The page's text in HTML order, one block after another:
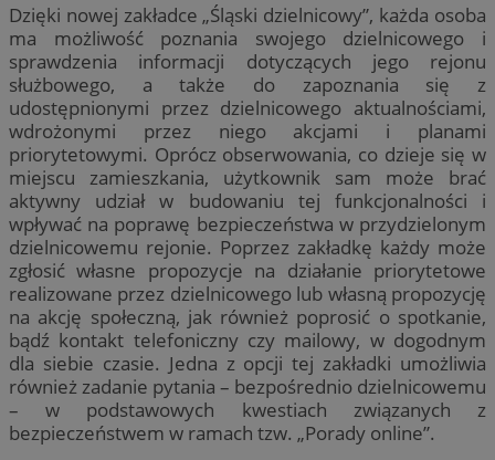
Dzięki nowej zakładce „Śląski dzielnicowy”, każda osoba
ma możliwość poznania swojego dzielnicowego i
sprawdzenia informacji dotyczących jego rejonu
służbowego, a także do zapoznania się z
udostępnionymi przez dzielnicowego aktualnościami,
wdrożonymi przez niego akcjami i planami
priorytetowymi. Oprócz obserwowania, co dzieje się w
miejscu zamieszkania, użytkownik sam może brać
aktywny udział w budowaniu tej funkcjonalności i
wpływać na poprawę bezpieczeństwa w przydzielonym
dzielnicowemu rejonie. Poprzez zakładkę każdy może
zgłosić własne propozycje na działanie priorytetowe
realizowane przez dzielnicowego lub własną propozycję
na akcję społeczną, jak również poprosić o spotkanie,
bądź kontakt telefoniczny czy mailowy, w dogodnym
dla siebie czasie. Jedna z opcji tej zakładki umożliwia
również zadanie pytania – bezpośrednio dzielnicowemu
– w podstawowych kwestiach związanych z
bezpieczeństwem w ramach tzw. „Porady online”.